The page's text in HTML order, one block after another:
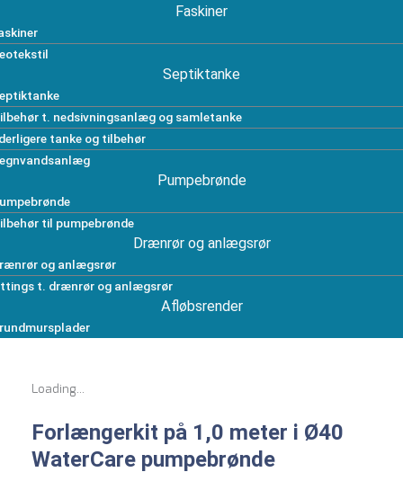
Faskiner
Septiktanke
t. nedsivningsanlæg og samletanke
tanke og tilbehør
Pumpebrønde
til pumpebrønde
Drænrør og anlægsrør
og anlægsrør
t. drænrør og anlægsrør
Afløbsrender
Loading...
Forlængerkit på 1,0 meter i Ø40
WaterCare pumpebrønde